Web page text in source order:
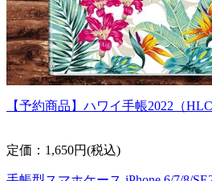
【予約商品】ハワイ手帳2022（
定価：1,650円(税込)